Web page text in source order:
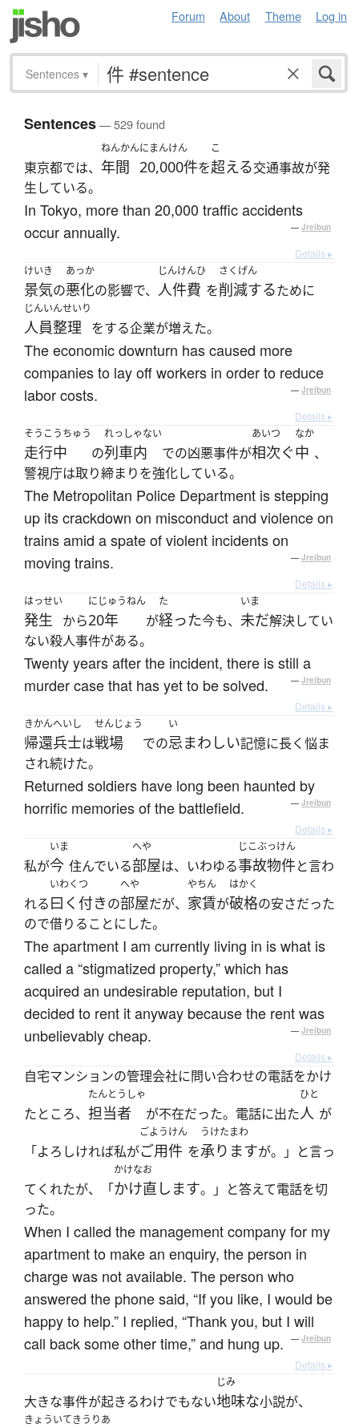
Forum About Theme Log in
Sentences ▾
Sentences— 529 found
東京都では、
ねんかん
年間
にまんけん
20,000件を
こ
超える交通事故が発
生している。
In Tokyo, more than 20,000 traffic accidents
occur annually.
— Jreibun
Details ▸
けいき
景気の
あっか
悪化の影響で、
じんけんひ
人件費 を
さくげん
削減するために
じんいんせいり
人員整理 をする企業が増えた。
The economic downturn has caused more
companies to lay off workers in order to reduce
labor costs.
— Jreibun
Details ▸
そうこうちゅう
走行中 の
れっしゃない
列車内 での凶悪事件が
あいつ
相次ぐ
なか
中 、
警視庁は取り締まりを強化している。
The Metropolitan Police Department is stepping
up its crackdown on misconduct and violence on
trains amid a spate of violent incidents on
moving trains.
— Jreibun
Details ▸
はっせい
発生 から
にじゅうねん
20年 が
た
経った今も、
いま
未だ解決してい
ない殺人事件がある。
Twenty years after the incident, there is still a
murder case that has yet to be solved.
— Jreibun
Details ▸
きかんへいし
帰還兵士は
せんじょう
戦場 での
い
忌まわしい記憶に長く悩ま
され続けた。
Returned soldiers have long been haunted by
horrific memories of the battlefield.
— Jreibun
Details ▸
私が
いま
今 住んでいる
へや
部屋は、いわゆる
じこぶっけん
事故物件と言わ
れる
いわくつ
曰く付きの
へや
部屋だが、
やちん
家賃が
はかく
破格の安さだった
ので借りることにした。
The apartment I am currently living in is what is
called a “stigmatized property,” which has
acquired an undesirable reputation, but I
decided to rent it anyway because the rent was
unbelievably cheap.
— Jreibun
Details ▸
自宅マンションの管理会社に問い合わせの電話をかけ
たところ、
たんとうしゃ
担当者 が不在だった。電話に出た
ひと
人 が
「よろしければ私が
ごようけん
ご用件 を
うけたまわ
承りますが。」と言っ
てくれたが、「
かけなお
かけ直します。」と答えて電話を切
った。
When I called the management company for my
apartment to make an enquiry, the person in
charge was not available. The person who
answered the phone said, “If you like, I would be
happy to help.” I replied, “Thank you, but I will
call back some other time,” and hung up.
— Jreibun
Details ▸
大きな事件が起きるわけでもない
じみ
地味な小説が、
きょういてきうりあ